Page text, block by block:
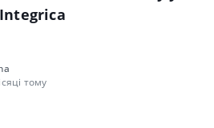
Integrica
тому